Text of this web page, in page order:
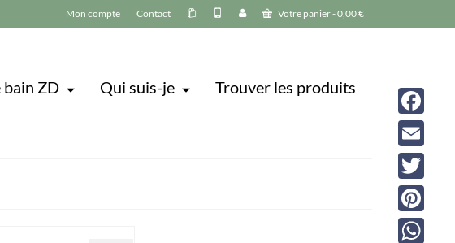
Mon compte Contact Votre panier-0,00€
bain ZD Qui suis-je Trouver les produits
Facebook
Email
Twitter
Pinterest